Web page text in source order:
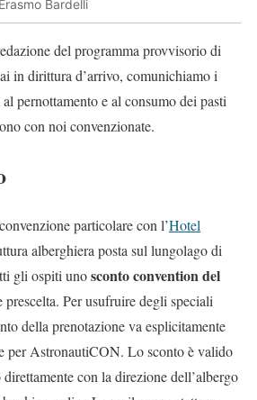
Bardelli
del programma provvisorio di
in dirittura d’arrivo, comunichiamo i
pernottamento e al consumo dei pasti
con noi convenzionate.
particolare con l’Hotel
alberghiera posta sul lungolago di
gli ospiti unosconto convention del
prescelta. Per usufruire degli speciali
della prenotazione va esplicitamente
per AstronautiCON. Lo sconto è valido
con la direzione dell’albergo